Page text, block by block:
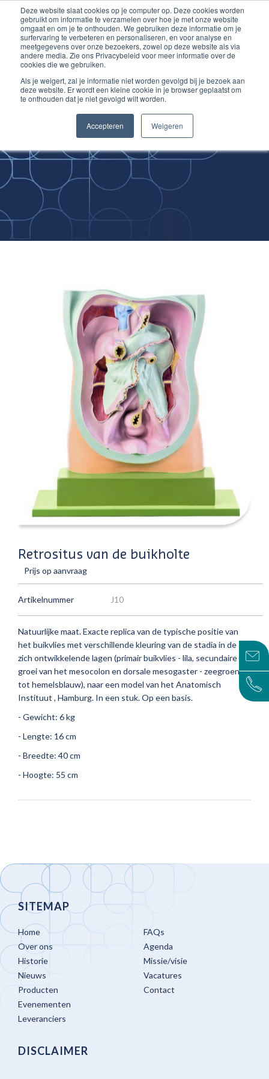
Deze website slaat cookies op je computer op. Deze cookies worden
gebruikt om informatie te verzamelen over hoe je met onze website
omgaat en om je te onthouden. We gebruiken deze informatie om je
surfervaring te verbeteren en personaliseren, en voor analyse en
meetgegevens over onze bezoekers, zowel op deze website als via
andere media. Zie ons Privacybeleid voor meer informatie over de
cookies die we gebruiken.
Als je weigert, zal je informatie niet worden gevolgd bij je bezoek aan
deze website. Er wordt een kleine cookie in je browser geplaatst om
te onthouden dat je niet gevolgd wilt worden.
Accepteren Weigeren
Inloggen account
Ga
naar
de
inhoud
Improving
Medical Skills
Retrositus van de buikholte
Prijs op aanvraag
Artikelnummer J10
Natuurlijke maat.Exacte replica van de typische positie van
het buikvlies met verschillende kleuring van de stadia in de
zich ontwikkelende lagen (primair buikvlies - lila, secundaire
groei van het mesocolon en dorsale mesogaster - zeegroen
tot hemelsblauw), naar een model van het Anatomisch
Instituut , Hamburg. In een stuk.Op een basis.
- Gewicht: 6 kg
- Lengte: 16 cm
- Breedte: 40 cm
- Hoogte: 55 cm
SITEMAP
Home
Over ons
Historie
Nieuws
Producten
Evenementen
Leveranciers
FAQs
Agenda
Missie/visie
Vacatures
Contact
DISCLAIMER